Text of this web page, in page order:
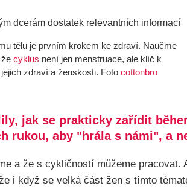
tělu je prvním krokem ke zdraví. Naučme
cyklus není jen menstruace, ale klíč k
zdraví a ženskosti. Foto cottonbro
jak se prakticky zařídit
rukou, aby "hrála s námi", a
a že s cykličností můžeme pracovat.
i když se velká část žen s tímto